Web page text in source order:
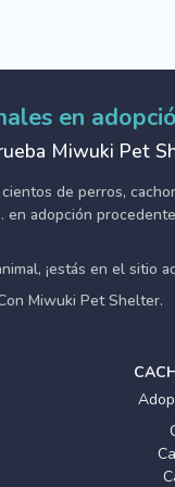
en
Miwuki Pet
de perros,
en adopción
¡estás en el sitio
Miwuki Pet Shelter.